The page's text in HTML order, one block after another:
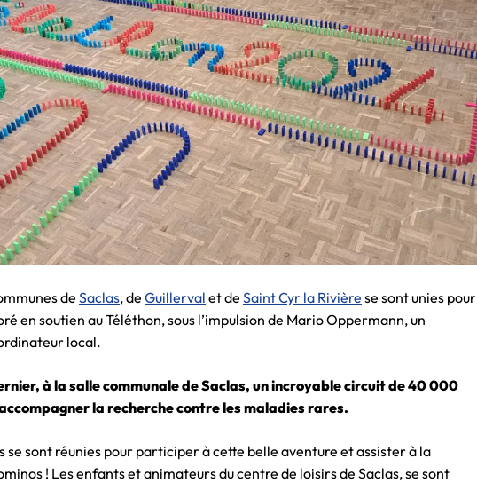
de Saclas, de Guillerval et de Saint Cyr la Rivière se sont unies pour
en soutien au Téléthon, sous l’impulsion de Mario Oppermann, un
local.
à la salle communale de Saclas, un incroyable circuit de 40 000
la recherche contre les maladies rares.
se sont réunies pour participer à cette belle aventure et assister à la
! Les enfants et animateurs du centre de loisirs de Saclas, se sont